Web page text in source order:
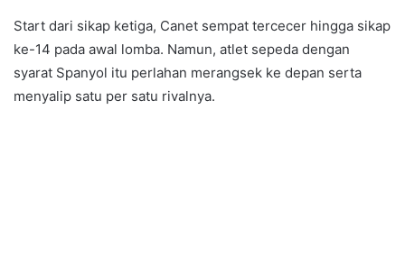
Start dari sikap ketiga, Canet sempat tercecer hingga sikap
ke-14 pada awal lomba. Namun, atlet sepeda dengan
syarat Spanyol itu perlahan merangsek ke depan serta
menyalip satu per satu rivalnya.